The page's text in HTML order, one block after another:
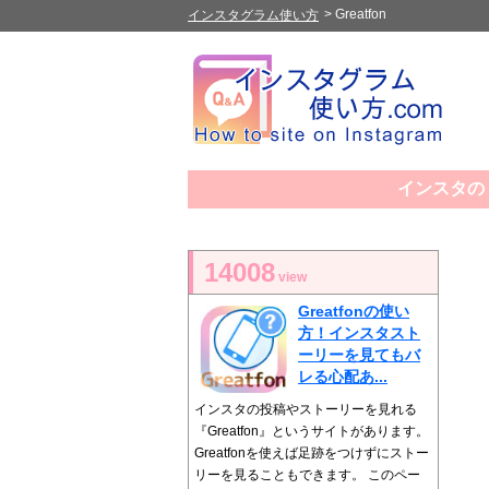
インスタグラム使い方 > Greatfon
インスタ
14008 view
Greatfonの使い
方！インスタスト
ーリーを見てもバ
レる心配あ...
インスタの投稿やストーリーを見れる
『Greatfon』というサイトがあります。
Greatfonを使えば足跡をつけずにストー
リーを見ることもできます。 このペー